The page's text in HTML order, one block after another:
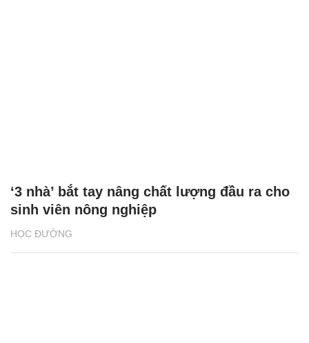
HỌC ĐƯỜNG
‘3 nhà’ bắt tay nâng chất lượng đầu ra cho
sinh viên nông nghiệp